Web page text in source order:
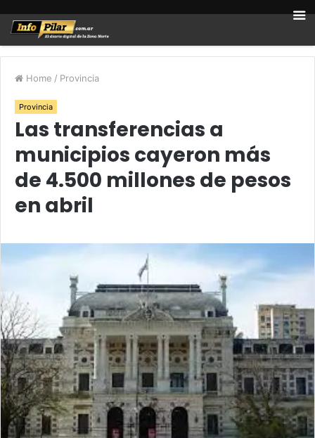
Home / Provincia
Provincia
Las transferencias a
municipios cayeron más
de 4.500 millones de pesos
en abril